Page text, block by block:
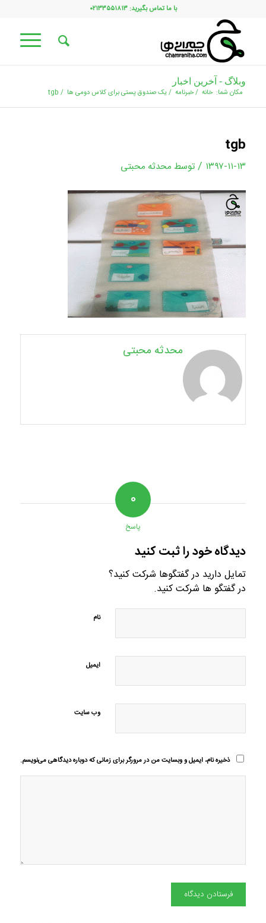
با ما تماس بگیرید: ۰۲۱۳۳۵۵۱۸۱۳
وبلاگ - آخرین اخبار
مکان شما: خانه /خبرنامه /یک صندوق پستی برای کلاس دومی ها /
tgb
tgb
۱۳۹۷-۱۱-۱۳ / توسط محدثه محبتی
محدثه محبتی
۰
پاسخ
دیدگاه خود را ثبت کنید
تمایل دارید در گفتگوها شرکت کنید؟
در گفتگو ها شرکت کنید.
نام
ایمیل
وب‌ سایت
ذخیره نام، ایمیل و وبسایت من در مرورگر برای زمانی که دوباره دیدگاهی می‌نویسم.